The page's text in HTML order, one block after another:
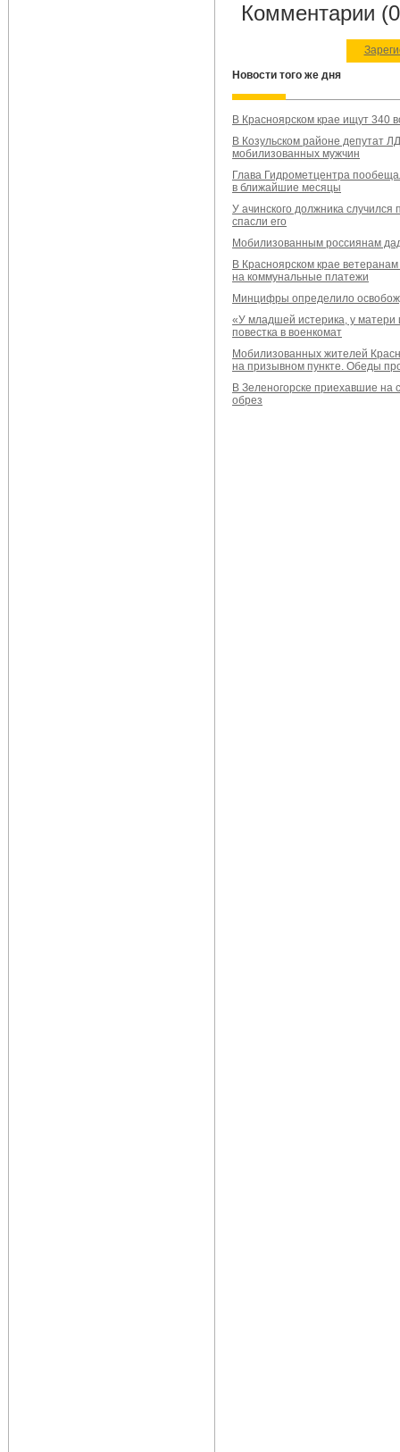
Комментарии
Новости того же дня
В Красноярском крае ищут 340
В Козульском районе депутат
мобилизованных мужчин
Глава Гидрометцентра
в ближайшие месяцы
У ачинского должника
спасли его
Мобилизованным россиянам
В Красноярском крае
на коммунальные платежи
Минцифры определило
«У младшей истерика, у матери
повестка в военкомат
Мобилизованных жителей
на призывном пункте. Обеды
В Зеленогорске приехавшие
обрез